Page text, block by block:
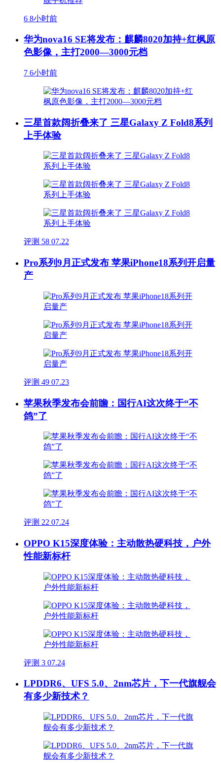
6 8小时前
华为nova16 SE将发布：麒麟8020加持+红枫原
色影像，主打2000—3000元档
7 6小时前
三星首款阔折叠来了 三星Galaxy Z Fold8系列
上手体验
评测 58 07.22
Pro系列9月正式发布 苹果iPhone18系列开启量
产
评测 49 07.23
苹果秋季发布会前瞻：国行AI这次终于“不
鸽”了
评测 22 07.24
OPPO K15深度体验：主动散热硬科技，户外
性能新标杆
评测 3 07.24
LPDDR6、UFS 5.0、2nm芯片，下一代旗舰会
有多少新技术？